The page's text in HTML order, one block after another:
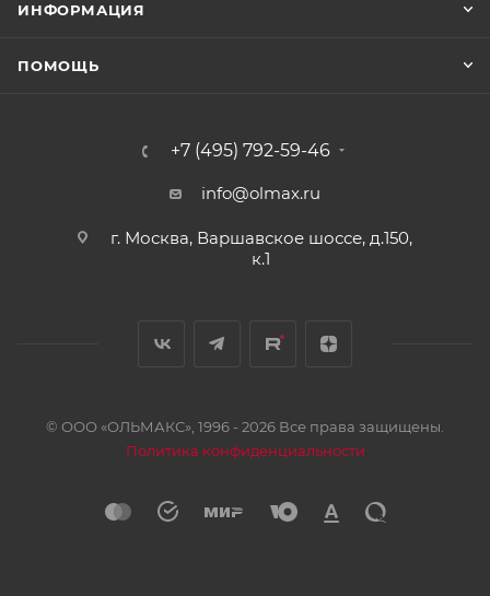
ИНФОРМАЦИЯ
ПОМОЩЬ
+7 (495) 792-59-46
info@olmax.ru
г. Москва, Варшавское шоссе, д.150,
к.1
© ООО «ОЛЬМАКС», 1996 - 2026 Все права защищены.
Политика конфиденциальности